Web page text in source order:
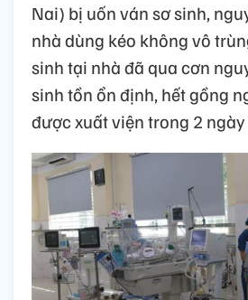
Nai) bị uốn ván sơ sinh,
nhà dùng kéo không vô
sinh tại nhà đã qua cơn
sinh tồn ổn định, hết gồng
được xuất viện trong 2